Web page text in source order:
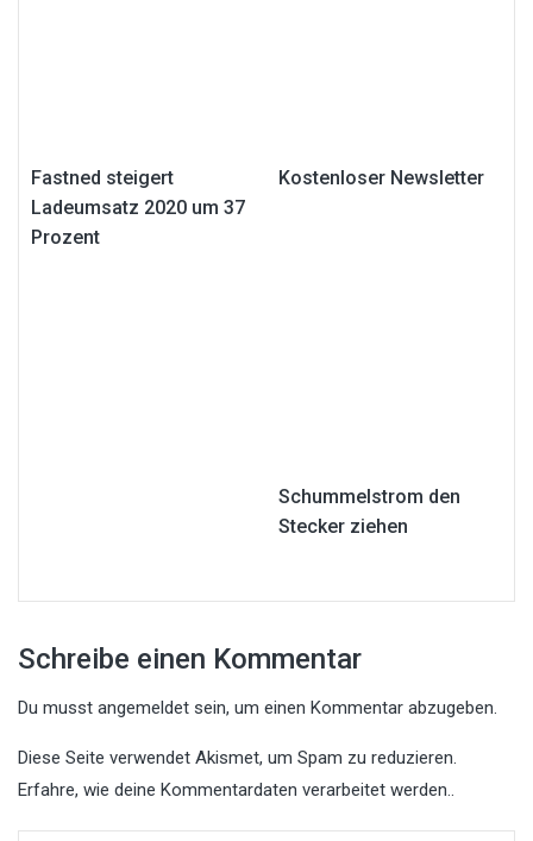
Fastned steigert
Ladeumsatz 2020 um 37
Prozent
Kostenloser Newsletter
Schummelstrom den
Stecker ziehen
Schreibe einen Kommentar
Du musst angemeldet sein, um einen Kommentar abzugeben.
Diese Seite verwendet Akismet, um Spam zu reduzieren.
Erfahre, wie deine Kommentardaten verarbeitet werden..